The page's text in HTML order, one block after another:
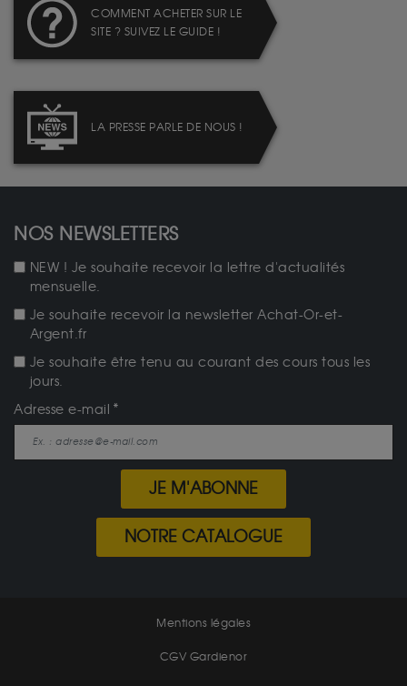
COMMENT ACHETER SUR LE
SITE ? SUIVEZ LE GUIDE !
LA PRESSE PARLE DE NOUS !
NOS NEWSLETTERS
NEW ! Je souhaite recevoir la lettre d'actualités
mensuelle.
Je souhaite recevoir la newsletter Achat-Or-et-
Argent.fr
Je souhaite être tenu au courant des cours tous les
jours.
Adresse e-mail
JE M'ABONNE
NOTRE CATALOGUE
Mentions légales
CGV Gardienor